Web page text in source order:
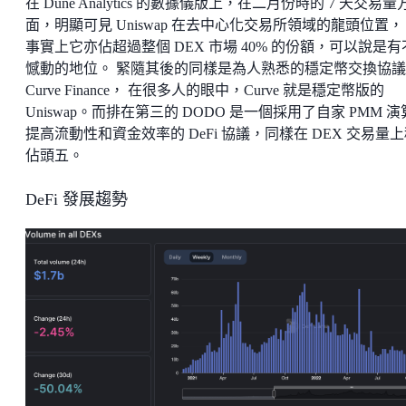
面，明顯可見 Uniswap 在去中心化交易所領域的龍頭位置，
事實上它亦佔超過整個 DEX 市場 40% 的份額，可以說是有
憾動的地位。 緊隨其後的同樣是為人熟悉的穩定幣交換協
Curve Finance， 在很多人的眼中，Curve 就是穩定幣版的
Uniswap。而排在第三的 DODO 是一個採用了自家 PMM 演
提高流動性和資金效率的 DeFi 協議，同樣在 DEX 交易量
佔頭五。
DeFi 發展趨勢